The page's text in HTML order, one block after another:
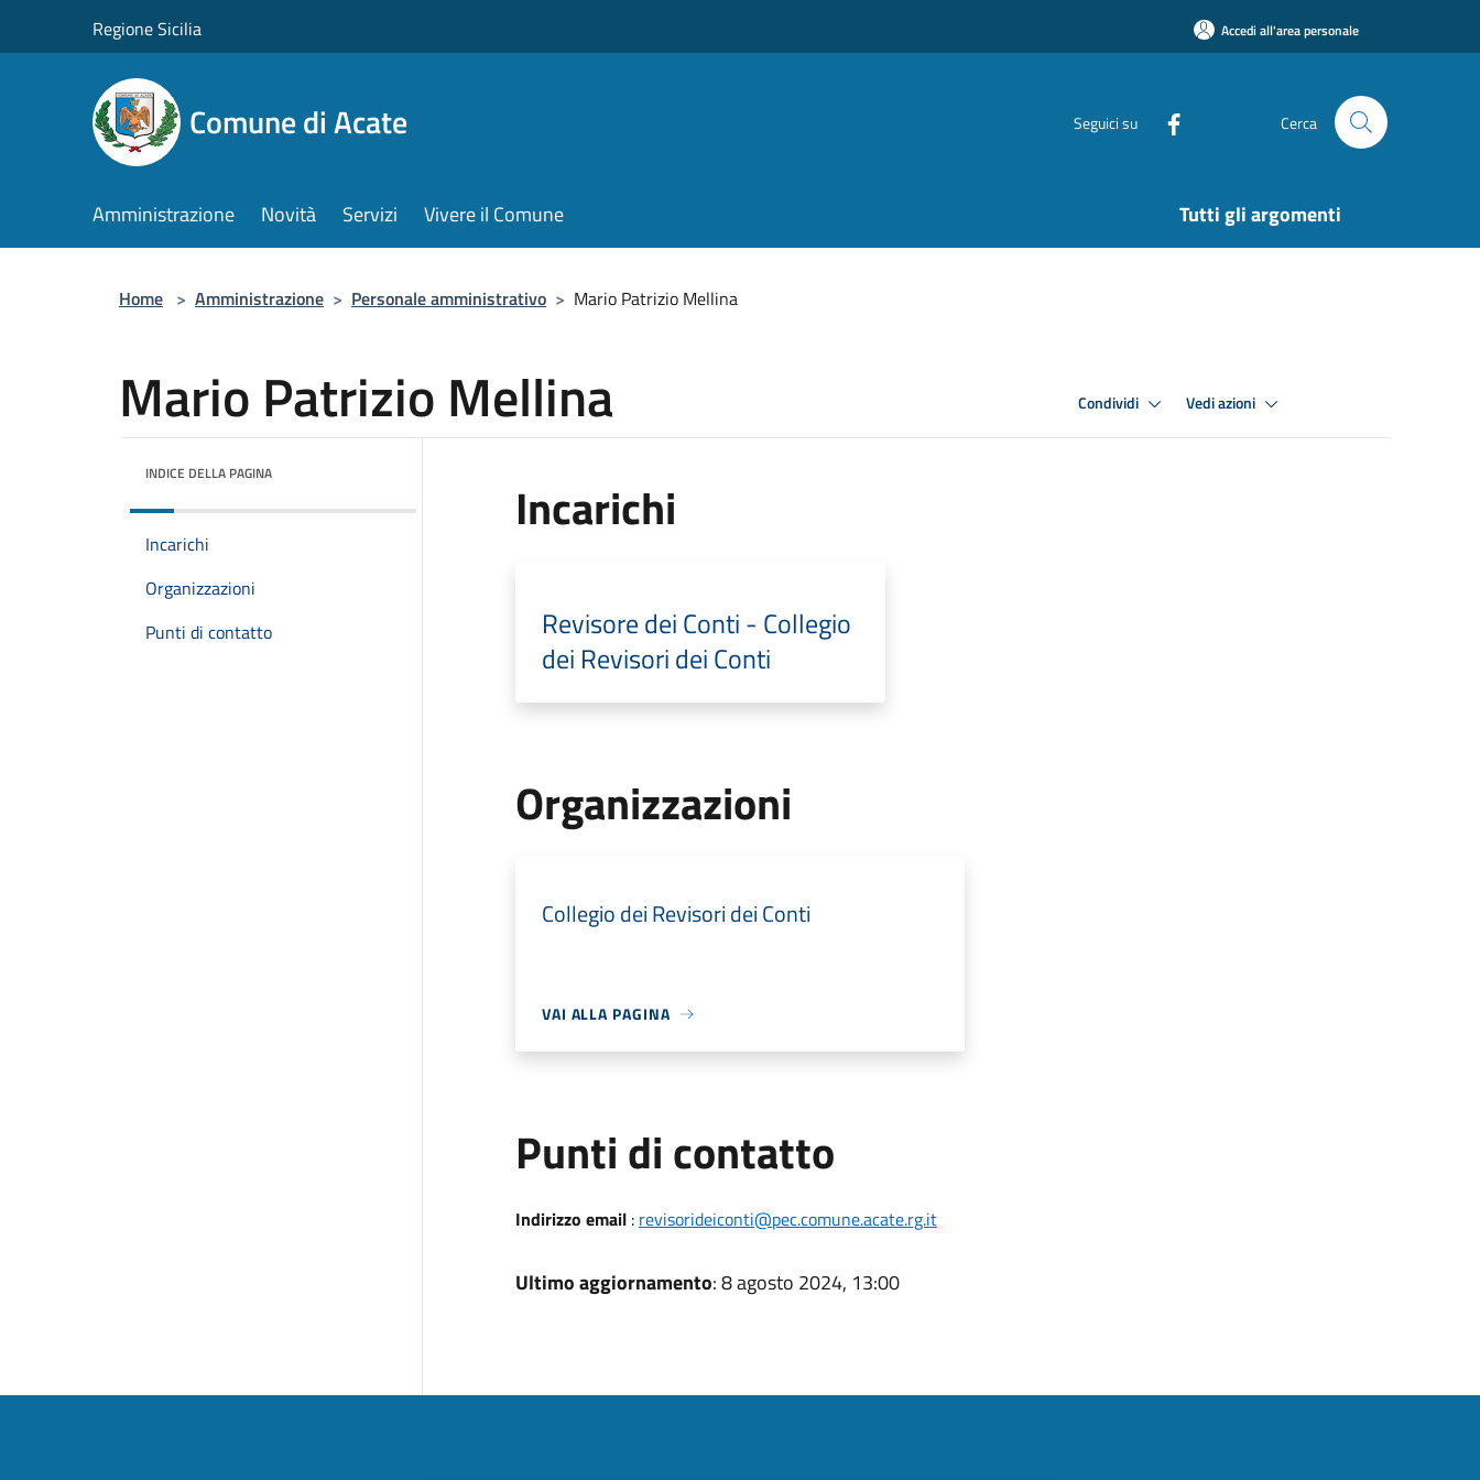
Regione Sicilia Accedi all'area personale
Comune di Acate Seguici su Cerca
Amministrazione Novità Servizi Vivere il Comune Tutti gli argomenti
Home > Amministrazione > Personale amministrativo > Mario Patrizio Mellina
Mario Patrizio Mellina Condividi Vedi azioni
INDICE DELLA PAGINA
Incarichi
Organizzazioni
Punti di contatto
Incarichi
Revisore dei Conti - Collegio
dei Revisori dei Conti
Organizzazioni
Collegio dei Revisori dei Conti
VAI ALLA PAGINA
Punti di contatto
Indirizzo email: revisorideiconti@pec.comune.acate.rg.it
Ultimo aggiornamento: 8 agosto 2024, 13:00